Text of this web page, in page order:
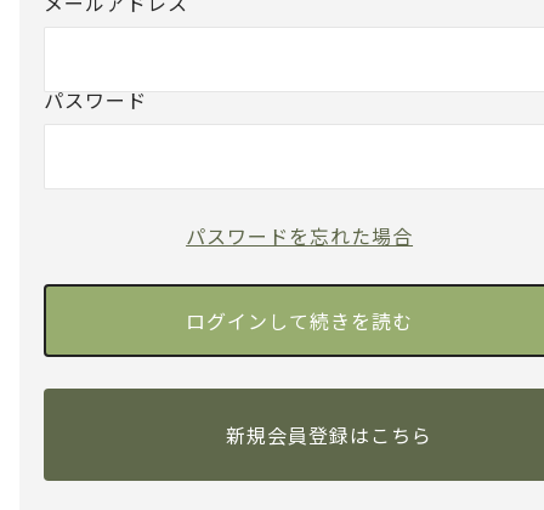
パスワード
パスワードを忘れた場合
新規会員登録はこちら